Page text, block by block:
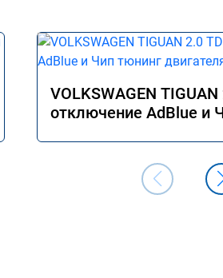
VOLKSWAGEN TIGUAN
отключение AdBlue и